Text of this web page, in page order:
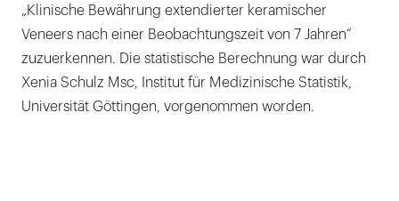
„Klinische Bewährung extendierter keramischer
Veneers nach einer Beobachtungszeit von 7 Jahren“
zuzuerkennen. Die statistische Berechnung war durch
Xenia Schulz Msc, Institut für Medizinische Statistik,
Universität Göttingen, vorgenommen worden.